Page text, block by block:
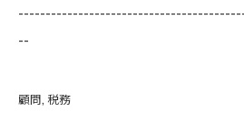
--
顧問 税務